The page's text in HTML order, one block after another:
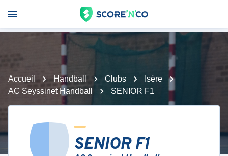
Accueil Handball Clubs
Isère
AC Seyssinet Handball
SENIOR F1
SENIOR F1